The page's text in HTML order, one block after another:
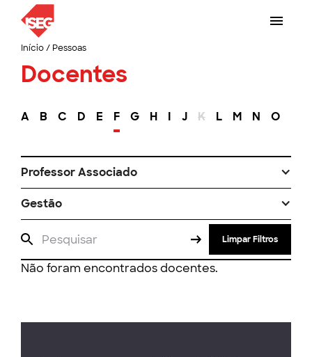
Início/ Pessoas
Docentes
A B C D E F G H I J K L M N O
Professor Associado
Gestão
Limpar Filtros
Não foram encontrados docentes.